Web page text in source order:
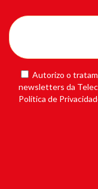
Autorizo o
newsletters da
Política de